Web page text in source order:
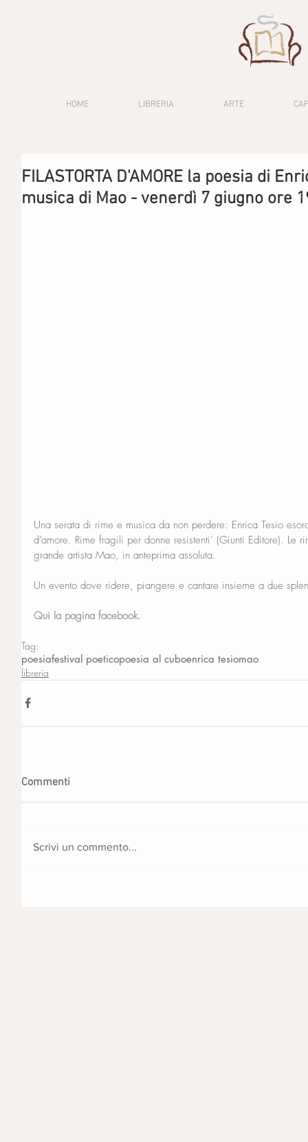
HOME LIBRERIA ARTE
FILASTORTA D'AMORE la poesia di
musica di Mao - venerdì 7 giugno ore
Una serata di rime e musica da non perdere: Enrica Tesio
d’amore. Rime fragili per donne resistenti’ (Giunti Editore). Le
grande artista Mao, in anteprima assoluta.
Un evento dove ridere, piangere e cantare insieme a due
Qui la pagina facebook.
Tag:
poesiafestival poeticopoesia al cuboenrica tesiomao
libreria
Commenti
Scrivi un commento...